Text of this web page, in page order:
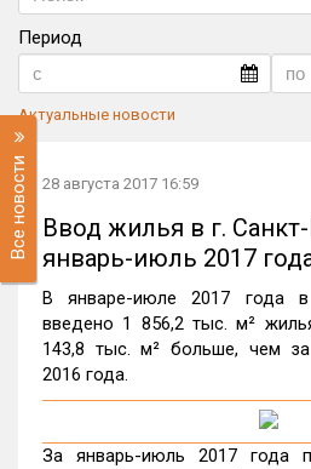
Период
Актуальные новости
Все новости 28 августа 2017 16:59
Ввод жилья в г. Санкт-
январь-июль 2017
В январе-июле 2017 года в
введено 1 856,2 тыс. м²
143,8 тыс. м² больше, чем
2016 года.
За январь-июль 2017 года